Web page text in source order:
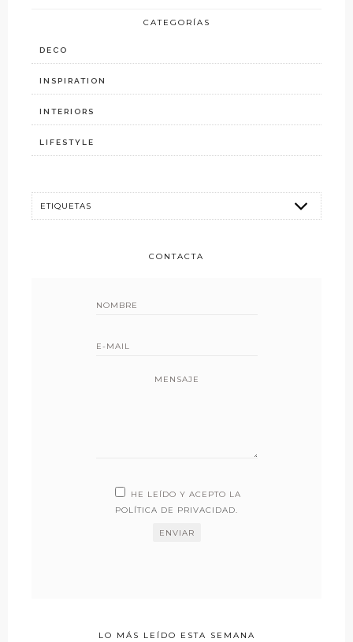
CATEGORÍAS
DECO
INSPIRATION
INTERIORS
LIFESTYLE
CONTACTA
MENSAJE
HE LEÍDO Y ACEPTO LA
POLÍTICA DE PRIVACIDAD.
LO MÁS LEÍDO ESTA SEMANA